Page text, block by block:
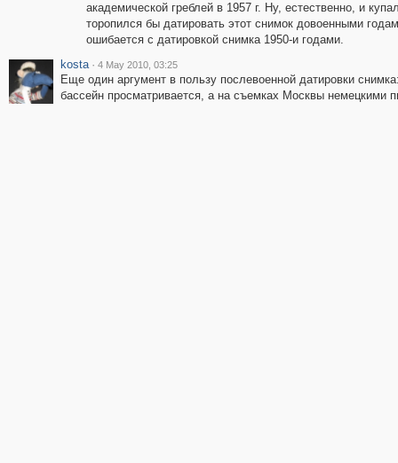
академической греблей в 1957 г. Ну, естественно, и
торопился бы датировать этот снимок довоенными
ошибается с датировкой снимка 1950-и годами.
kosta · 4 May 2010, 03:25
Еще один аргумент в пользу послевоенной датировки
бассейн просматривается, а на съемках Москвы немецкими